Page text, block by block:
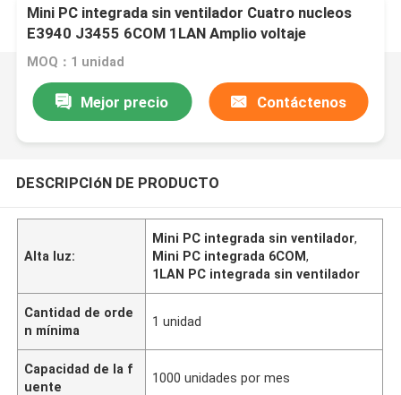
Mini PC integrada sin ventilador Cuatro nucleos
E3940 J3455 6COM 1LAN Amplio voltaje
MOQ：1 unidad
Mejor precio Contáctenos
DESCRIPCIóN DE PRODUCTO
Alta luz:
Mini PC integrada sin ventilador,
Mini PC integrada 6COM,
1LAN PC integrada sin ventilador
Cantidad de orde
n mínima
1 unidad
Capacidad de la f
uente
1000 unidades por mes